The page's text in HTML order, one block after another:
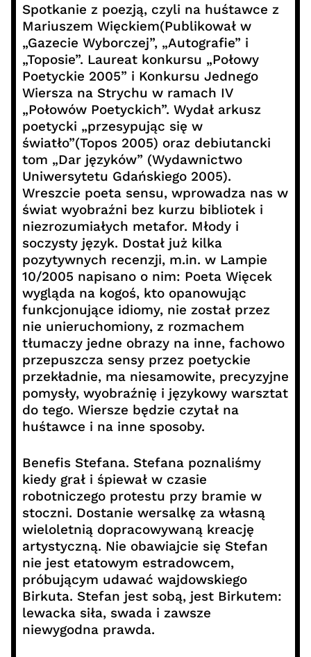
Spotkanie z poezją, czyli na huśtawce z
Mariuszem Więckiem(Publikował w
„Gazecie Wyborczej”, „Autografie” i
„Toposie”. Laureat konkursu „Połowy
Poetyckie 2005” i Konkursu Jednego
Wiersza na Strychu w ramach IV
„Połowów Poetyckich”. Wydał arkusz
poetycki „przesypując się w
światło”(Topos 2005) oraz debiutancki
tom „Dar języków” (Wydawnictwo
Uniwersytetu Gdańskiego 2005).
Wreszcie poeta sensu, wprowadza nas w
świat wyobraźni bez kurzu bibliotek i
niezrozumiałych metafor. Młody i
soczysty język. Dostał już kilka
pozytywnych recenzji, m.in. w Lampie
10/2005 napisano o nim: Poeta Więcek
wygląda na kogoś, kto opanowując
funkcjonujące idiomy, nie został przez
nie unieruchomiony, z rozmachem
tłumaczy jedne obrazy na inne, fachowo
przepuszcza sensy przez poetyckie
przekładnie, ma niesamowite, precyzyjne
pomysły, wyobraźnię i językowy warsztat
do tego. Wiersze będzie czytał na
huśtawce i na inne sposoby.
Benefis Stefana. Stefana poznaliśmy
kiedy grał i śpiewał w czasie
robotniczego protestu przy bramie w
stoczni. Dostanie wersalkę za własną
wieloletnią dopracowywaną kreację
artystyczną. Nie obawiajcie się Stefan
nie jest etatowym estradowcem,
próbującym udawać wajdowskiego
Birkuta. Stefan jest sobą, jest Birkutem:
lewacka siła, swada i zawsze
niewygodna prawda.